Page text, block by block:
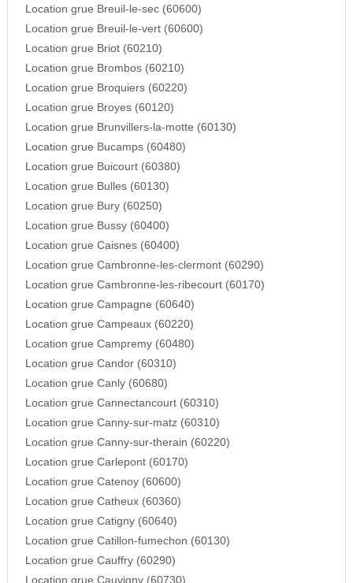
Location grue Breuil-le-sec (60600)
Location grue Breuil-le-vert (60600)
Location grue Briot (60210)
Location grue Brombos (60210)
Location grue Broquiers (60220)
Location grue Broyes (60120)
Location grue Brunvillers-la-motte (60130)
Location grue Bucamps (60480)
Location grue Buicourt (60380)
Location grue Bulles (60130)
Location grue Bury (60250)
Location grue Bussy (60400)
Location grue Caisnes (60400)
Location grue Cambronne-les-clermont (60290)
Location grue Cambronne-les-ribecourt (60170)
Location grue Campagne (60640)
Location grue Campeaux (60220)
Location grue Campremy (60480)
Location grue Candor (60310)
Location grue Canly (60680)
Location grue Cannectancourt (60310)
Location grue Canny-sur-matz (60310)
Location grue Canny-sur-therain (60220)
Location grue Carlepont (60170)
Location grue Catenoy (60600)
Location grue Catheux (60360)
Location grue Catigny (60640)
Location grue Catillon-fumechon (60130)
Location grue Cauffry (60290)
Location grue Cauvigny (60730)